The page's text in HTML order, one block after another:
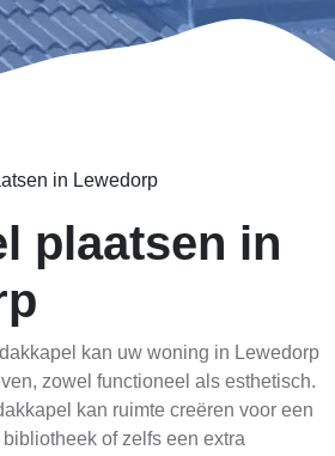
in Lewedorp
plaatsen in
kan uw woning in Lewedorp
zowel functioneel als esthetisch.
kan ruimte creëren voor een
of zelfs een extra